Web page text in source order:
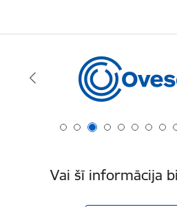
Vai šī informācija